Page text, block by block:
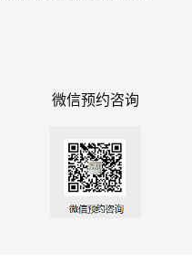
微信预约咨询